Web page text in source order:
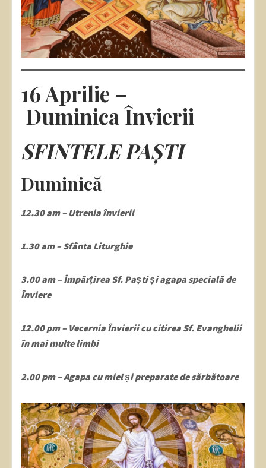
16 Aprilie –
Duminica Învierii
SFINTELE PAȘTI
Duminică
12.30 am – Utrenia învierii
1.30 am – Sfânta Liturghie
3.00 am – Împărțirea Sf. Paști și agapa specială de
Înviere
12.00 pm – Vecernia Învierii cu citirea Sf. Evanghelii
în mai multe limbi
2.00 pm – Agapa cu miel și preparate de sărbătoare